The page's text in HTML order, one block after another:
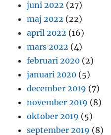
juni 2022 (27)
maj 2022 (22)
april 2022 (16)
mars 2022 (4)
februari 2020 (2)
januari 2020 (5)
december 2019 (7)
november 2019 (8)
oktober 2019 (5)
september 2019 (8)